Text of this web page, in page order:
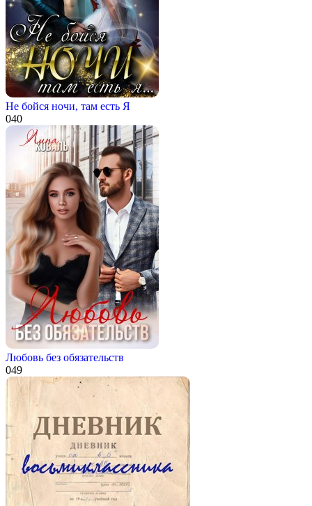
Не бойся ночи, там есть Я
040
Любовь без обязательств
049